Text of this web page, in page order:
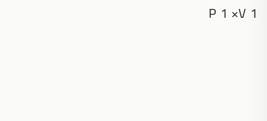
P 1 ×V 1